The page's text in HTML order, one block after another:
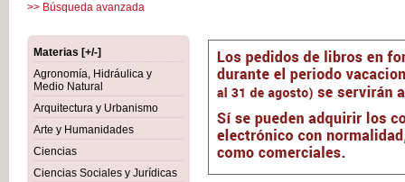
>> Búsqueda avanzada
Materias [+/-]
Agronomía, Hidráulica y
Medio Natural
Arquitectura y Urbanismo
Arte y Humanidades
Ciencias
Ciencias Sociales y Jurídicas